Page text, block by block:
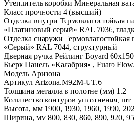
Утеплитель коробки Минеральная
Класс прочности 4 (высший)
Отделка внутри Термовлагостойкая
«Платиновый серый» RAL 7036,
Отделка снаружи
«Серый» RAL 7044, структурный
Дверная ручка Рейлинг Boyard
Бьерк Панель «Калабрия» , Fuaro
Модель Аризона
Артикул Arizona.M92M-UT.6
Толщина металла в полотне (мм) 1.2
Количество контуров уплотнения, шт.
Высота, мм 1900, 1930, 1960, 1990,
Ширина, мм 800, 830, 860, 890, 920,